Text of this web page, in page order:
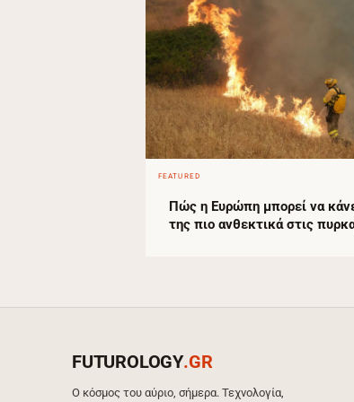
FEATURED
Πώς η Ευρώπη μπορεί να
της πιο ανθεκτικά στις
FUTUROLOGY.GR
Ο κόσμος του αύριο, σήμερα. Τεχνολογία,